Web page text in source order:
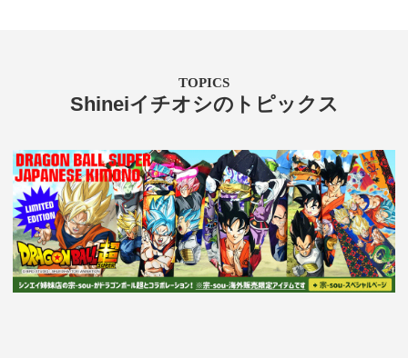
TOPICS
Shineiイチオシのトピックス